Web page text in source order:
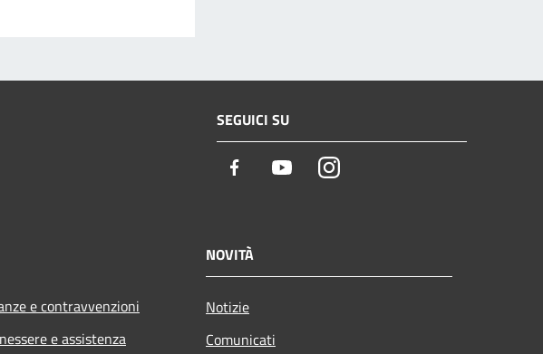
SEGUICI SU
Facebook YoutubeInstagram
e contravvenzioni
e assistenza
NOVITÀ
Notizie
Comunicati